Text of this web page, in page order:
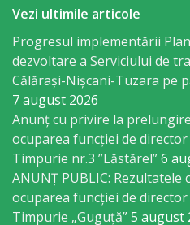
Consiliului
Consilieri
Comisii
de
specialitate
Regulamentul
Vezi ultimile articole
Progresul implementării
dezvoltare a Serviciului de
Călărași-Nișcani-Tuzara pe
7 august 2026
Anunț cu privire la
ocuparea funcţiei de
Timpurie nr.3 ”Lăstărel”6
ANUNȚ PUBLIC:
ocuparea funcției de
Timpurie „Guguță”5 august